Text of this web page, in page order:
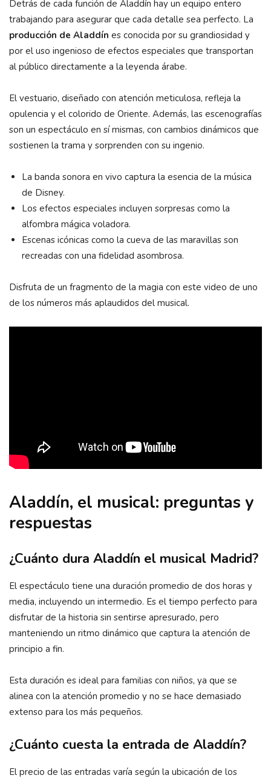
Detrás de cada función de Aladdín hay un equipo entero
trabajando para asegurar que cada detalle sea perfecto. La
producción de Aladdín es conocida por su grandiosidad y
por el uso ingenioso de efectos especiales que transportan
al público directamente a la leyenda árabe.
El vestuario, diseñado con atención meticulosa, refleja la
opulencia y el colorido de Oriente. Además, las escenografías
son un espectáculo en sí mismas, con cambios dinámicos que
sostienen la trama y sorprenden con su ingenio.
La banda sonora en vivo captura la esencia de la música
de Disney.
Los efectos especiales incluyen sorpresas como la
alfombra mágica voladora.
Escenas icónicas como la cueva de las maravillas son
recreadas con una fidelidad asombrosa.
Disfruta de un fragmento de la magia con este video de uno
de los números más aplaudidos del musical.
Aladdín, el musical: preguntas y
respuestas
¿Cuánto dura Aladdín el musical Madrid?
El espectáculo tiene una duración promedio de dos horas y
media, incluyendo un intermedio. Es el tiempo perfecto para
disfrutar de la historia sin sentirse apresurado, pero
manteniendo un ritmo dinámico que captura la atención de
principio a fin.
Esta duración es ideal para familias con niños, ya que se
alinea con la atención promedio y no se hace demasiado
extenso para los más pequeños.
¿Cuánto cuesta la entrada de Aladdín?
El precio de las entradas varía según la ubicación de los